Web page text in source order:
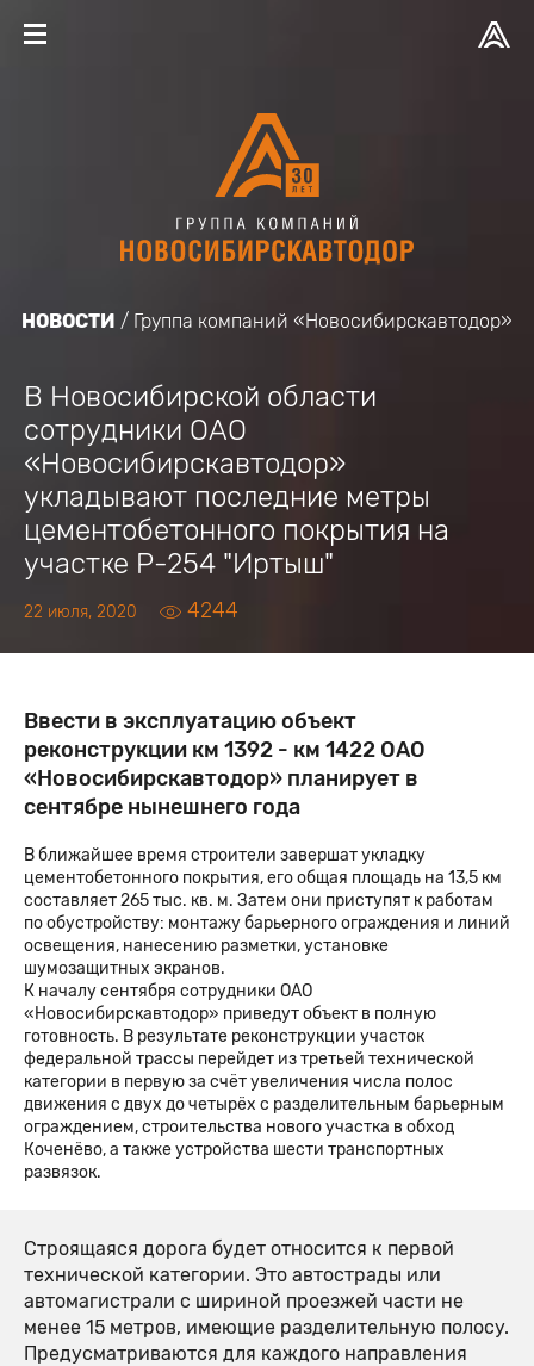
НОВОСТИ Группа компаний «Новосибирскавтодор»
В Новосибирской области
сотрудники ОАО
«Новосибирскавтодор»
укладывают последние метры
цементобетонного покрытия на
участке Р-254 "Иртыш"
22 июля, 2020 4244
Ввести в эксплуатацию объект
реконструкции км 1392 - км 1422 ОАО
«Новосибирскавтодор» планирует в
сентябре нынешнего года
В ближайшее время строители завершат укладку
цементобетонного покрытия, его общая площадь на 13,5 км
составляет 265 тыс. кв. м. Затем они приступят к работам
по обустройству: монтажу барьерного ограждения и линий
освещения, нанесению разметки, установке
шумозащитных экранов.
К началу сентября сотрудники ОАО
«Новосибирскавтодор» приведут объект в полную
готовность. В результате реконструкции участок
федеральной трассы перейдет из третьей технической
категории в первую за счёт увеличения числа полос
движения с двух до четырёх с разделительным барьерным
ограждением, строительства нового участка в обход
Коченёво, а также устройства шести транспортных
развязок.
Строящаяся дорога будет относится к первой
технической категории. Это автострады или
автомагистрали с шириной проезжей части не
менее 15 метров, имеющие разделительную полосу.
Предусматриваются для каждого направления